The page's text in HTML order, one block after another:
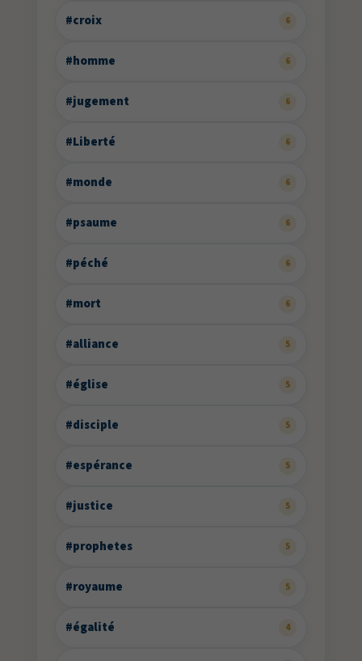
#croix 6
#homme 6
#jugement 6
#Liberté 6
#monde 6
#psaume 6
#péché 6
#mort 6
#alliance 5
#église 5
#disciple 5
#espérance 5
#justice 5
#prophetes 5
#royaume 5
#égalité 4